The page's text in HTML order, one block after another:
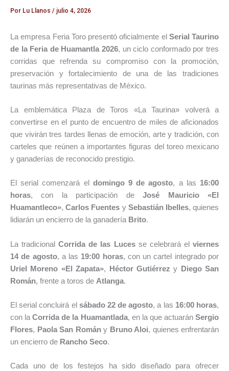
Por Lu Llanos / julio 4, 2026
La empresa Feria Toro presentó oficialmente el Serial Taurino
de la Feria de Huamantla 2026, un ciclo conformado por tres
corridas que refrenda su compromiso con la promoción,
preservación y fortalecimiento de una de las tradiciones
taurinas más representativas de México.
La emblemática Plaza de Toros «La Taurina» volverá a
convertirse en el punto de encuentro de miles de aficionados
que vivirán tres tardes llenas de emoción, arte y tradición, con
carteles que reúnen a importantes figuras del toreo mexicano
y ganaderías de reconocido prestigio.
El serial comenzará el domingo 9 de agosto, a las 16:00
horas, con la participación deJosé Mauricio «El
Huamantleco»,Carlos Fuentes y Sebastián Ibelles, quienes
lidiarán un encierro de la ganadería Brito.
La tradicionalCorrida de las Lucesse celebrará elviernes
14 de agosto, a las 19:00 horas, con un cartel integrado por
Uriel Moreno «El Zapata», Héctor Gutiérrez y Diego San
Román, frente a toros de Atlanga.
El serial concluirá el sábado 22 de agosto, a las 16:00 horas,
con laCorrida de la Huamantlada, en la que actuaránSergio
Flores, Paola San Romány Bruno Aloi, quienes enfrentarán
un encierro de Rancho Seco.
Cada uno de los festejos ha sido diseñado para ofrecer